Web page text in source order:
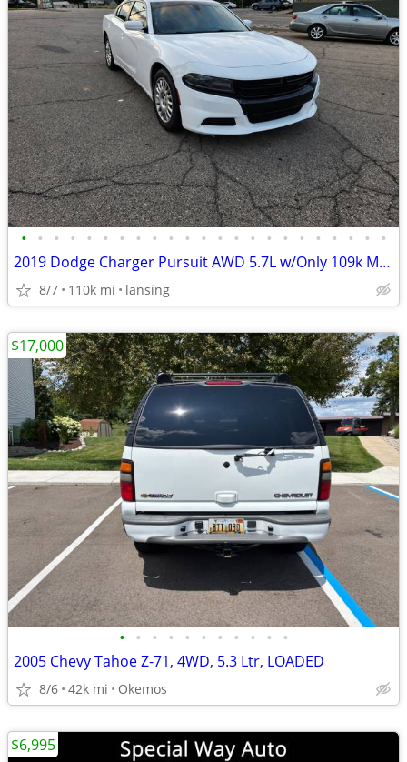
• • • • • • • • • • • • • • • • • • • • • • •
2019 Dodge Charger Pursuit AWD 5.7L w/Only 109k Miles!
8/7 110k mi lansing
• • • • • • • • • • •
2005 Chevy Tahoe Z-71, 4WD, 5.3 Ltr, LOADED
8/6 42k mi Okemos
$17,000
$6,995